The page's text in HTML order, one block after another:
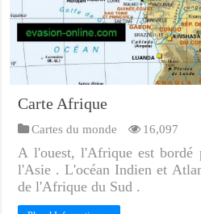
Carte Afrique
Cartes du monde 16,097
A l'ouest, l'Afrique est bordé
l'Asie . L'océan Indien et
de l'Afrique du Sud .